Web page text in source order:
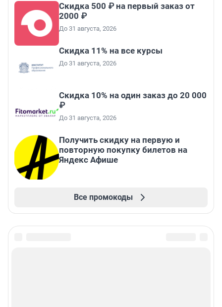
Скидка 500 ₽ на первый заказ от
2000 ₽
До 31 августа, 2026
Скидка 11% на все курсы
До 31 августа, 2026
Скидка 10% на один заказ до 20 000
₽
До 31 августа, 2026
Получить скидку на первую и
повторную покупку билетов на
Яндекс Афише
Все промокоды